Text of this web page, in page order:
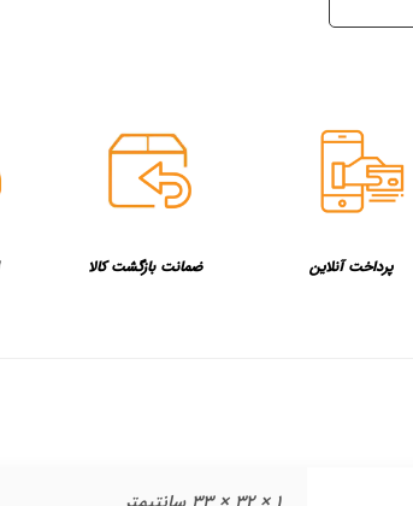
پرداخت آنلاین ضمانت بازگشت کالا